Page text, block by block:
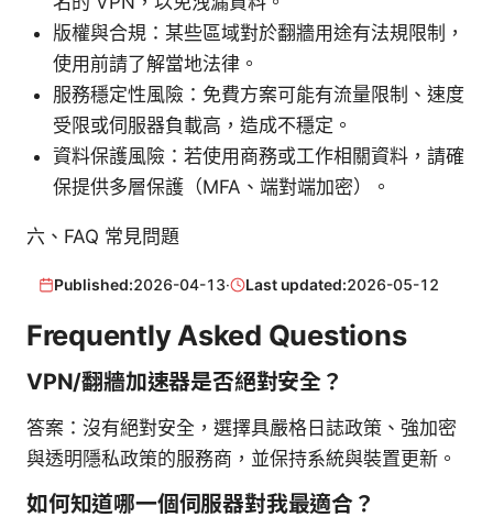
版權與合規：某些區域對於翻牆用途有法規限制，
使用前請了解當地法律。
服務穩定性風險：免費方案可能有流量限制、速度
受限或伺服器負載高，造成不穩定。
資料保護風險：若使用商務或工作相關資料，請確
保提供多層保護（MFA、端對端加密）。
六、FAQ 常見問題
Published:2026-04-13· Last updated:2026-05-12
Frequently Asked Questions
VPN/翻牆加速器是否絕對安全？
答案：沒有絕對安全，選擇具嚴格日誌政策、強加密
與透明隱私政策的服務商，並保持系統與裝置更新。
如何知道哪一個伺服器對我最適合？